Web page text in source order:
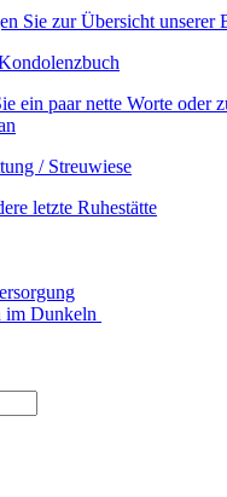
Sie zur Übersicht unserer
ein paar nette Worte oder
/ Streuwiese
letzte Ruhestätte